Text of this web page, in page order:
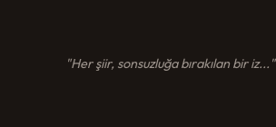
"Her şiir, sonsuzluğa bırakılan bir iz..."